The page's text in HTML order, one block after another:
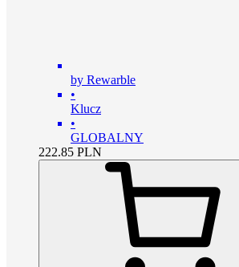
by Rewarble
•
Klucz
•
GLOBALNY
222.85 PLN